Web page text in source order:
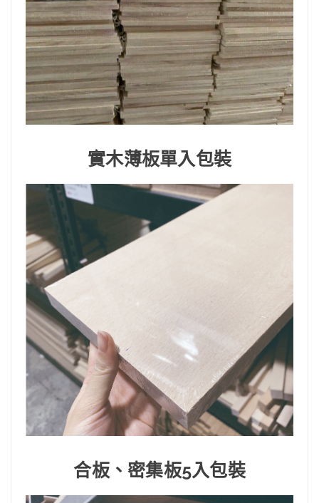
實木薄板單入包裝
合板、密集板5入包裝